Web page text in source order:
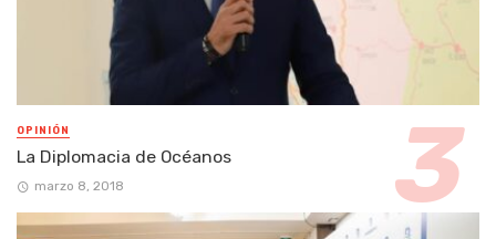
OPINIÓN
La Diplomacia de Océanos
marzo 8, 2018